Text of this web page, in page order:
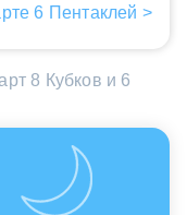
6 Пентаклей >
8 Кубков и 6